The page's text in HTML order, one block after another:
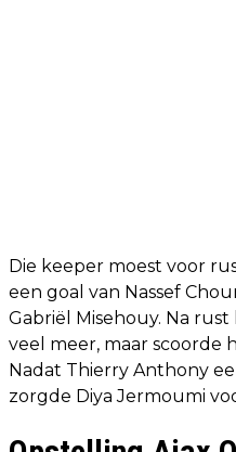
Die keeper moest voor
een goal van Nassef
Gabriël Misehouy. Na
veel meer, maar scoorde
Nadat Thierry Anthony
zorgde Diya Jermoumi